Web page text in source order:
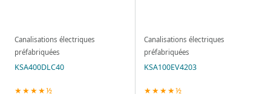
Canalisations électriques
préfabriquées
KSA400DLC40
★★★★½
Canalisations électriques
préfabriquées
KSA100EV4203
★★★★½